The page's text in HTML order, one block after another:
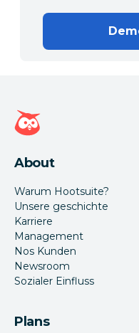
Hootsuite Homepage
About
Warum Hootsuite?
Unsere geschichte
Karriere
Management
Nos Kunden
Newsroom
Sozialer Einfluss
Plans